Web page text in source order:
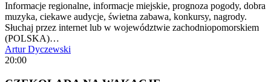
Informacje regionalne, informacje miejskie, prognoza pogody, dobra
muzyka, ciekawe audycje, świetna zabawa, konkursy, nagrody.
Słuchaj przez internet lub w województwie zachodniopomorskiem
(POLSKA)…
Artur Dyczewski
20:00